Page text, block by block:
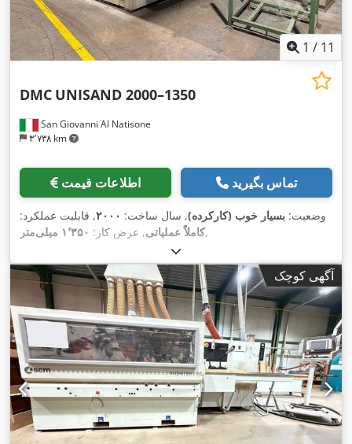
1 / 11
San Giovanni Al Natisone
۳٬۷۳۸ km
DMC UNISAND 2000–1350
اطلاعات قیمت تماس بگیرید
وضعیت: بسیار خوب (کارکرده), سال ساخت: ۲۰۰۰, قابلیت عملکرد:
کاملاً عملیاتی, عرض کار: ۱٬۳۵۰ میلی‌متر ,
آگهی کوچک